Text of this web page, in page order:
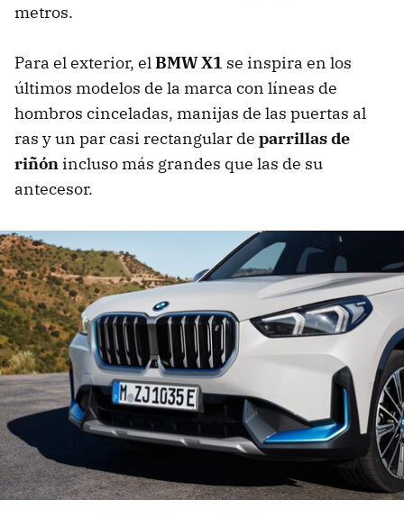
metros.
Para el exterior, elBMW X1 se inspira en los
últimos modelos de la marca con líneas de
hombros cinceladas, manijas de las puertas al
ras y un par casi rectangular de parrillas de
riñón incluso más grandes que las de su
antecesor.